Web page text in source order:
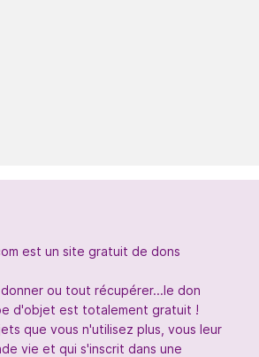
est un site gratuit de dons
ou tout récupérer...le don
d'objet est totalement gratuit !
que vous n'utilisez plus, vous leur
vie et qui s'inscrit dans une